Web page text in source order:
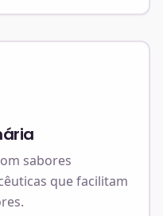
sabores
que facilitam